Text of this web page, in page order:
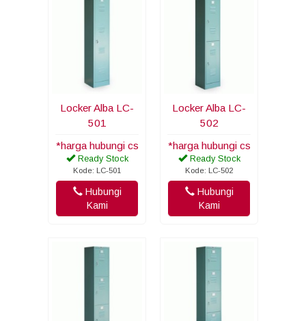
Locker Alba LC-
501
*harga hubungi cs
Ready Stock
Kode: LC-501
Hubungi
Kami
Locker Alba LC-
502
*harga hubungi cs
Ready Stock
Kode: LC-502
Hubungi
Kami